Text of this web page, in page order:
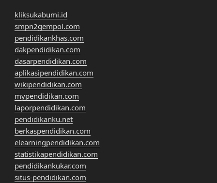
kliksukabumi.id
smpn2gempol.com
pendidikankhas.com
dakpendidikan.com
dasarpendidikan.com
aplikasipendidikan.com
wikipendidikan.com
mypendidikan.com
laporpendidikan.com
pendidikanku.net
berkaspendidikan.com
elearningpendidikan.com
statistikapendidikan.com
pendidikankukar.com
situs-pendidikan.com